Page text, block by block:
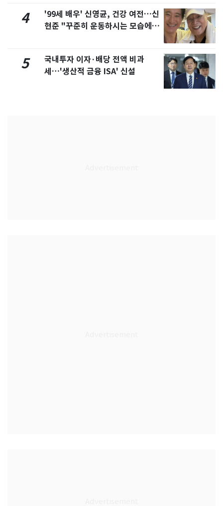
4
'99세 배우' 신영균, 건강 여전…신
현준 "꾸준히 운동하시는 모습에 큰
5
국내투자 이자·배당 전액 비과
세…'생산적 금융 ISA' 신설